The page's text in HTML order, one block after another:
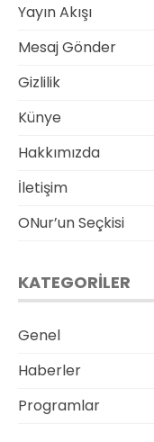
Yayın Akışı
Mesaj Gönder
Gizlilik
Künye
Hakkımızda
İletişim
ONur’un Seçkisi
KATEGORILER
Genel
Haberler
Programlar